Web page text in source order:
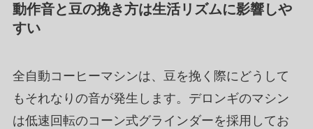
動作音と豆の挽き方は生活リズムに影響しや
すい
全自動コーヒーマシンは、豆を挽く際にどうして
もそれなりの音が発生します。デロンギのマシン
は低速回転のコーン式グラインダーを採用してお